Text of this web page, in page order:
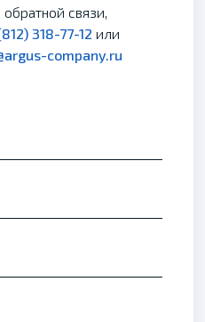
связи,
318-77-12 или
company.ru